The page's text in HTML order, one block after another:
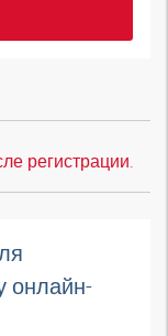
регистрации.
онлайн-